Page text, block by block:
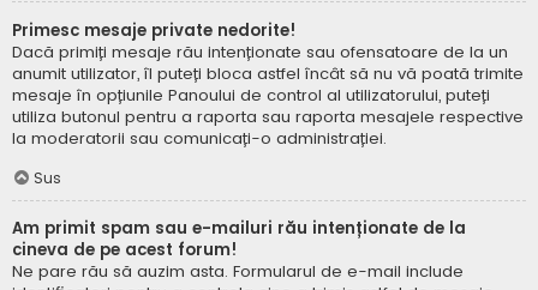
Primesc mesaje private nedorite!
Dacă primiți mesaje rău intenționate sau ofensatoare de la un
anumit utilizator, îl puteți bloca astfel încât să nu vă poată trimite
mesaje în opțiunile Panoului de control al utilizatorului, puteți
utiliza butonul pentru a raporta sau raporta mesajele respective
la moderatorii sau comunicați-o administrației.
Sus
Am primit spam sau e-mailuri rău intenționate de la
cineva de pe acest forum!
Ne pare rău să auzim asta. Formularul de e-mail include